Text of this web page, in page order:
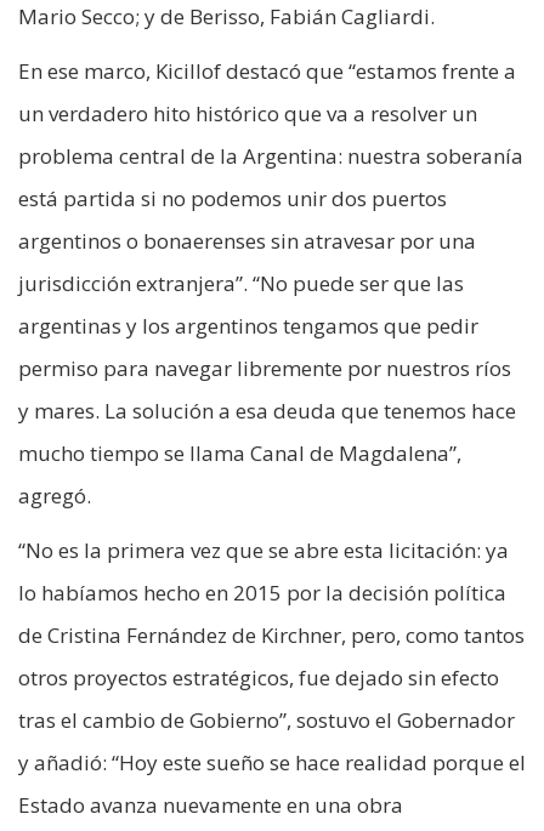
Mario Secco; y de Berisso, Fabián Cagliardi.
En ese marco, Kicillof destacó que “estamos frente a
un verdadero hito histórico que va a resolver un
problema central de la Argentina: nuestra soberanía
está partida si no podemos unir dos puertos
argentinos o bonaerenses sin atravesar por una
jurisdicción extranjera”. “No puede ser que las
argentinas y los argentinos tengamos que pedir
permiso para navegar libremente por nuestros ríos
y mares. La solución a esa deuda que tenemos hace
mucho tiempo se llama Canal de Magdalena”,
agregó.
“No es la primera vez que se abre esta licitación: ya
lo habíamos hecho en 2015 por la decisión política
de Cristina Fernández de Kirchner, pero, como tantos
otros proyectos estratégicos, fue dejado sin efecto
tras el cambio de Gobierno”, sostuvo el Gobernador
y añadió: “Hoy este sueño se hace realidad porque el
Estado avanza nuevamente en una obra